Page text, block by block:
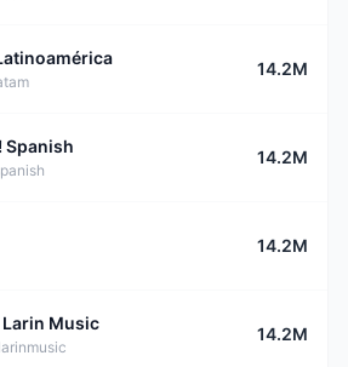
14.2M
Spanish
14.2M
14.2M
Music
14.2M